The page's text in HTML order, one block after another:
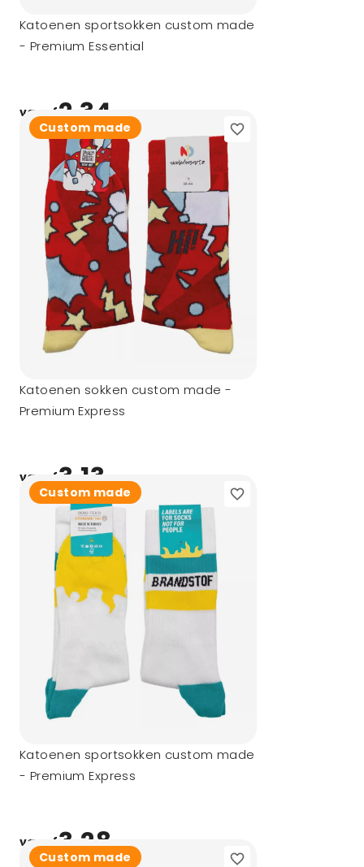
Katoenen sportsokken custom made
- Premium Essential
vanaf2,34
Custom made
Katoenen sokken custom made -
Premium Express
vanaf3,13
Custom made
Katoenen sportsokken custom made
- Premium Express
vanaf3,28
Custom made